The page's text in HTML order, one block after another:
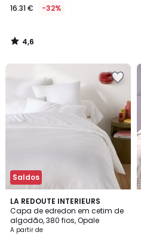
16.31 € -32%
4,6
/
Saldos
LA REDOUTE INTERIEURS
Capa de edredon em cetim de
algodão, 380 fios, Opale
A partir de
4,4
/ 5
7
Cores